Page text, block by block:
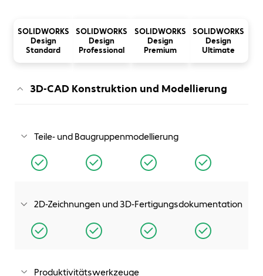
SOLIDWORKS
Design
Standard
SOLIDWORKS
Design
Professional
SOLIDWORKS
Design
Premium
SOLIDWORKS
Design
Ultimate
3D-CAD Konstruktion und Modellierung
Teile- und Baugruppenmodellierung
Decken Sie alle Aspekte der Teile- und
Baugruppenmodellierung ab und verwandeln Sie Ihre
2D-Zeichnungen und 3D-Fertigungsdokumentation
Erstellen Sie produktionsreife 2D-Zeichnungen oder
verzichten Sie auf Zeichnungen und nutzen Sie intelligente,
Produktivitätswerkzeuge